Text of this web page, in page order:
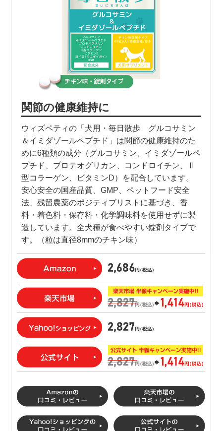
関節の健康維持に
ウィズペティの「犬用・毎日散歩 グルコサミン
＆イミダゾールペプチド」は関節の健康維持のた
めに6種類の成分（グルコサミン、イミダゾールペ
プチド、プロテオグリカン、コンドロイチン、Ⅱ
型コラーゲン、ビタミンD）を配合しています。
安心安全の国産品質、GMP、ペットフード安全
法、残留農薬のポジティブリストに基づき、香
料・着色料・保存料・化学調味料を使用せずに製
造しています。全犬種が食べやすい錠剤タイプで
す。（粒は直径8mmのチキン味）